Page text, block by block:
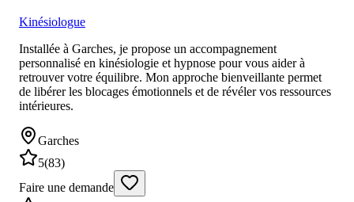
Kinésiologue
Installée à Garches, je propose un accompagnement
personnalisé en kinésiologie et hypnose pour vous aider à
retrouver votre équilibre. Mon approche bienveillante permet
de libérer les blocages émotionnels et de révéler vos ressources
intérieures.
Garches
5(83)
Faire une demande